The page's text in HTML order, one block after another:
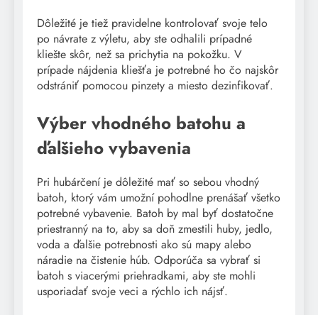
Dôležité je tiež pravidelne kontrolovať svoje telo
po návrate z výletu, aby ste odhalili prípadné
kliešte skôr, než sa prichytia na pokožku. V
prípade nájdenia kliešťa je potrebné ho čo najskôr
odstrániť pomocou pinzety a miesto dezinfikovať.
Výber vhodného batohu a
ďalšieho vybavenia
Pri hubárčení je dôležité mať so sebou vhodný
batoh, ktorý vám umožní pohodlne prenášať všetko
potrebné vybavenie. Batoh by mal byť dostatočne
priestranný na to, aby sa doň zmestili huby, jedlo,
voda a ďalšie potrebnosti ako sú mapy alebo
náradie na čistenie húb. Odporúča sa vybrať si
batoh s viacerými priehradkami, aby ste mohli
usporiadať svoje veci a rýchlo ich nájsť.